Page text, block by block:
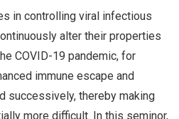
in controlling viral infectious
alter their properties
COVID-19 pandemic, for
immune escape and
successively, thereby making
more difficult. In this seminor,